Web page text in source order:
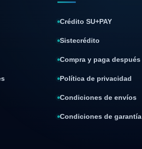
Crédito SU+PAY
Sistecrédito
Compra y paga después
Política de privacidad
Condiciones de envíos
Condiciones de garantía